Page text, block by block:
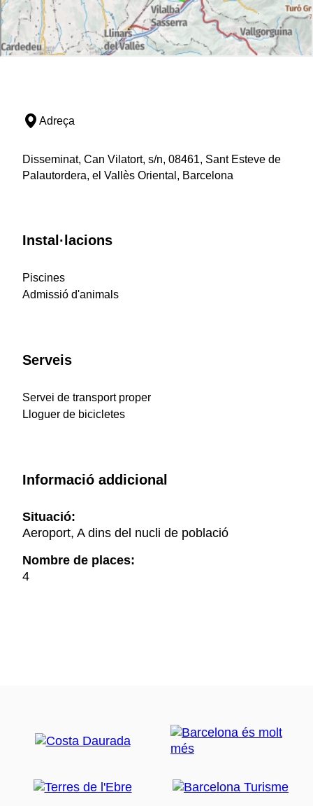
Adreça
Disseminat, Can Vilatort, s/n, 08461, Sant Esteve de
Palautordera, el Vallès Oriental, Barcelona
Instal·lacions
Piscines
Admissió d'animals
Serveis
Servei de transport proper
Lloguer de bicicletes
Informació addicional
Situació:
Aeroport, A dins del nucli de població
Nombre de places:
4